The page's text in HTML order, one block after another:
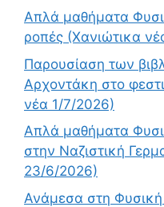
Απλά μαθήματα
ροπές (Χανιώτικα
Παρουσίαση των
Αρχοντάκη στο
νέα 1/7/2026)
Απλά μαθήματα
στην Ναζιστική
23/6/2026)
Ανάμεσα στη Φυσική